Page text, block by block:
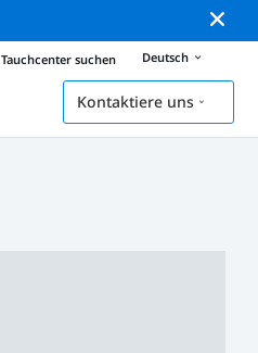
Tauchcenter suchen Deutsch
Kontaktiere uns